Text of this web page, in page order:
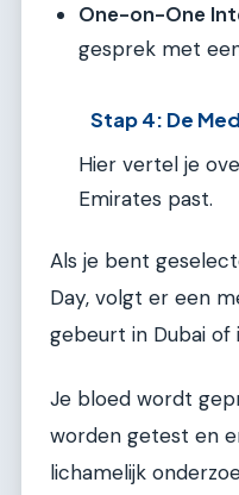
One-on-One
gesprek met
Stap 4: De
Hier vertel je
Emirates past.
Als je bent
Day, volgt er een
gebeurt in Dubai of
Je bloed wordt
worden getest en
lichamelijk